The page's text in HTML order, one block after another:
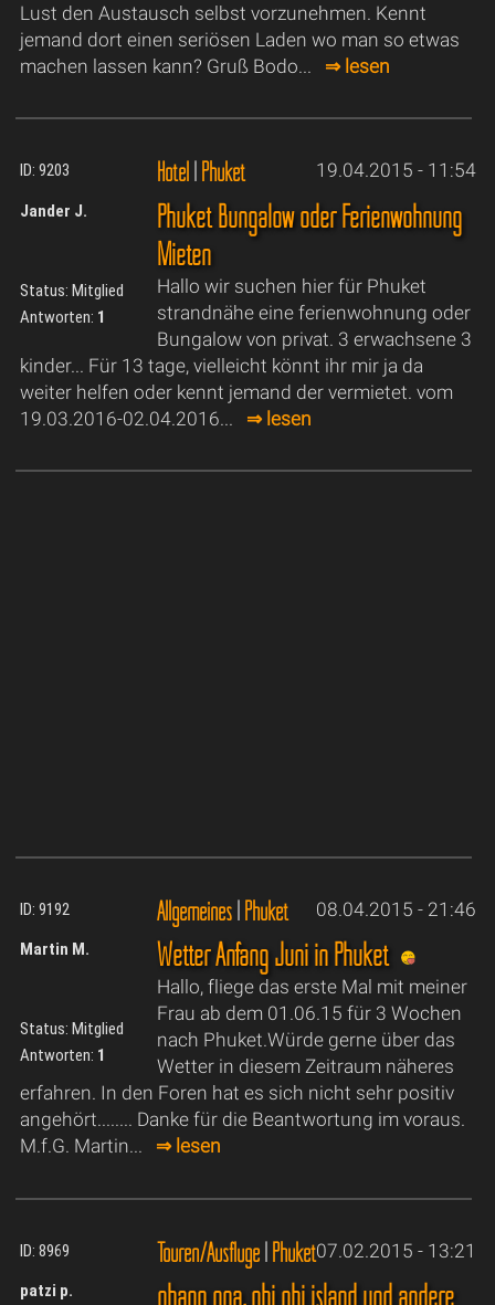
Lust den Austausch selbst vorzunehmen. Kennt
jemand dort einen seriösen Laden wo man so etwas
machen lassen kann? Gruß Bodo... ⇒ lesen
ID: 9203 Hotel|Phuket 19.04.2015 - 11:54
Jander J.
Status: Mitglied
Antworten: 1
Phuket Bungalow oder Ferienwohnung
Mieten
Hallo wir suchen hier für Phuket
strandnähe eine ferienwohnung oder
Bungalow von privat. 3 erwachsene 3
kinder... Für 13 tage, vielleicht könnt ihr mir ja da
weiter helfen oder kennt jemand der vermietet. vom
19.03.2016-02.04.2016... ⇒ lesen
ID: 9192 Allgemeines|Phuket 08.04.2015 - 21:46
Martin M.
Status: Mitglied
Antworten: 1
Wetter Anfang Juni in Phuket
Hallo, fliege das erste Mal mit meiner
Frau ab dem 01.06.15 für 3 Wochen
nach Phuket.Würde gerne über das
Wetter in diesem Zeitraum näheres
erfahren. In den Foren hat es sich nicht sehr positiv
angehört........ Danke für die Beantwortung im voraus.
M.f.G. Martin... ⇒ lesen
ID: 8969 Touren/Ausflüge|Phuket07.02.2015 - 13:21
patzi p. phang nga, phi phi island und andere